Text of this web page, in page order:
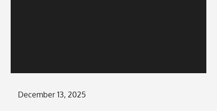
Posted
December 13, 2025